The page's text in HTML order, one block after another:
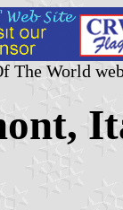
The World